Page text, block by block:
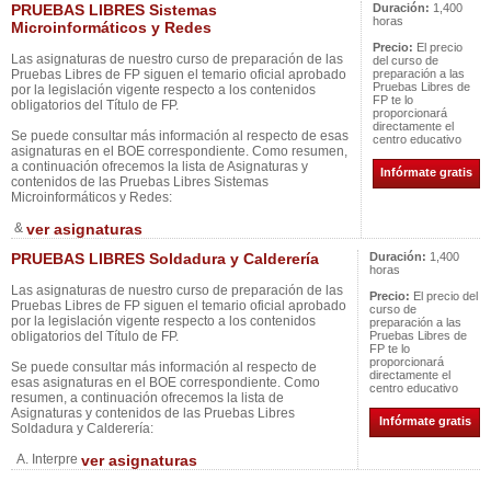
PRUEBAS LIBRES Sistemas
Microinformáticos y Redes
Las asignaturas de nuestro curso de preparación de las
Pruebas Libres de FP siguen el temario oficial aprobado
por la legislación vigente respecto a los contenidos
obligatorios del Título de FP.
Se puede consultar más información al respecto de esas
asignaturas en el BOE correspondiente. Como resumen,
a continuación ofrecemos la lista de Asignaturas y
contenidos de las Pruebas Libres Sistemas
Microinformáticos y Redes:
& ver asignaturas
Duración: 1,400
horas
Precio: El precio
del curso de
preparación a las
Pruebas Libres de
FP te lo
proporcionará
directamente el
centro educativo
Infórmate gratis
PRUEBAS LIBRES Soldadura y Calderería
Las asignaturas de nuestro curso de preparación de las
Pruebas Libres de FP siguen el temario oficial aprobado
por la legislación vigente respecto a los contenidos
obligatorios del Título de FP.
Se puede consultar más información al respecto de
esas asignaturas en el BOE correspondiente. Como
resumen, a continuación ofrecemos la lista de
Asignaturas y contenidos de las Pruebas Libres
Soldadura y Calderería:
A. Interpre ver asignaturas
Duración: 1,400
horas
Precio: El precio del
curso de
preparación a las
Pruebas Libres de
FP te lo
proporcionará
directamente el
centro educativo
Infórmate gratis